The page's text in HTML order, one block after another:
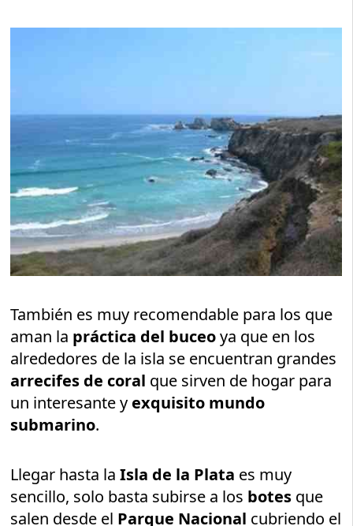
También es muy recomendable para los que
aman la práctica del buceoya que en los
alrededores de la isla se encuentran grandes
arrecifes de coral que sirven de hogar para
un interesante y exquisito mundo
submarino.
Llegar hasta laIsla de la Plata es muy
sencillo, solo basta subirse a los botes que
salen desde el Parque Nacional cubriendo el